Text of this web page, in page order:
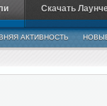
АКТИВНОСТЬ
Скачать